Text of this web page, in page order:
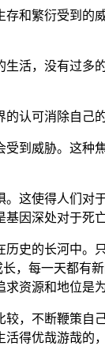
和繁衍受到
活，没有过
认可消除自己
到威胁。这
这使得人们对
因深处对于死亡
史的长河中
，每一天都有
资源和地位是
，不断鞭策
得优哉游哉的